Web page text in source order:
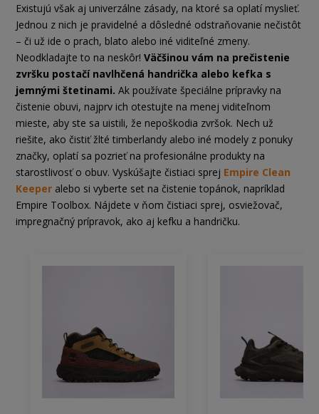
Existujú však aj univerzálne zásady, na ktoré sa oplatí myslieť.
Jednou z nich je pravidelné a dôsledné odstraňovanie nečistôt
– či už ide o prach, blato alebo iné viditeľné zmeny.
Neodkladajte to na neskôr! Väčšinou vám na prečistenie
zvršku postačí navlhčená handrička alebo kefka s
jemnými štetinami. Ak používate špeciálne prípravky na
čistenie obuvi, najprv ich otestujte na menej viditeľnom
mieste, aby ste sa uistili, že nepoškodia zvršok. Nech už
riešite, ako čistiť žlté timberlandy alebo iné modely z ponuky
značky, oplatí sa pozrieť na profesionálne produkty na
starostlivosť o obuv. Vyskúšajte čistiaci sprej Empire Clean
Keeper alebo si vyberte set na čistenie topánok, napríklad
Empire Toolbox. Nájdete v ňom čistiaci sprej, osviežovač,
impregnačný prípravok, ako aj kefku a handričku.